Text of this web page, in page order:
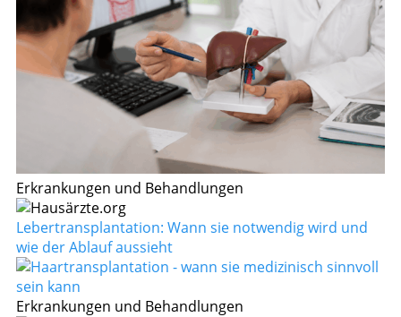
Erkrankungen und Behandlungen
Lebertransplantation: Wann sie notwendig wird und
wie der Ablauf aussieht
Erkrankungen und Behandlungen